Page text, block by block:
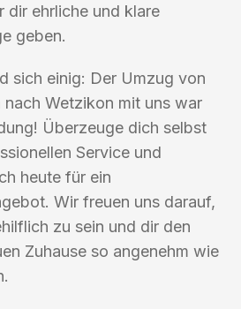
dir ehrliche und klare
geben.
sich einig: Der Umzug von
nach Wetzikon mit uns war
Überzeuge dich selbst
Service und
heute für ein
Wir freuen uns darauf,
zu sein und dir den
Zuhause so angenehm wie